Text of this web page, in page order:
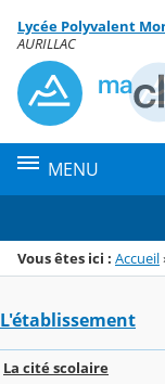
Menu de la
Contenu
Lycée Polyvalent
AURILLAC
MENU
Vous êtes ici : Accueil
L'établissement
La cité scolaire